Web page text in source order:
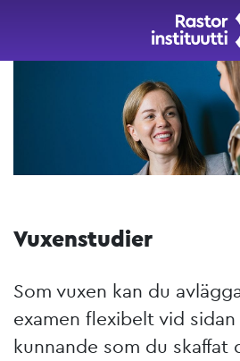
Vuxenstudier
Som vuxen kan du
examen flexibelt vid
kunnande som du skaffat